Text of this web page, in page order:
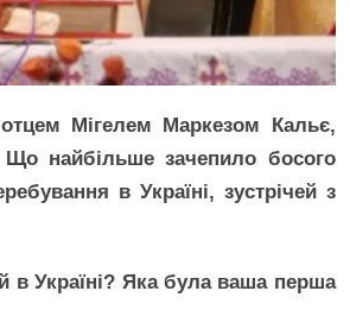
Мігелем Маркезом Кальє,
найбільше зачепило босого
в Україні, зустрічей з
в Україні? Яка була ваша перша